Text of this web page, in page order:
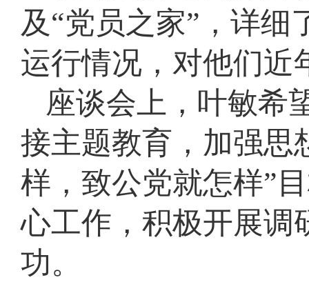
及“党员之家”，详细
运行情况，对他们近
座谈会上，叶敏希
接主题教育，加强思
样，致公党就怎样”
心工作，积极开展调
功。